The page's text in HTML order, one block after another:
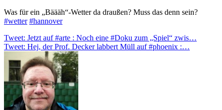
Was für ein „Bäääh“-Wetter da draußen? Muss das denn sein?
#wetter #hannover
Beitragsnavigation
Tweet: Jetzt auf #arte : Noch eine #Doku zum „Spiel“ zwis…
Tweet: Hej, der Prof. Decker labbert Müll auf #phoenix :…